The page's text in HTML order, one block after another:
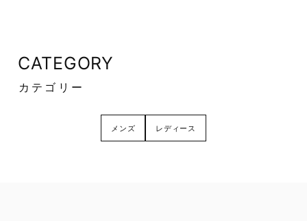
CATEGORY
カテゴリー
メンズ レディース